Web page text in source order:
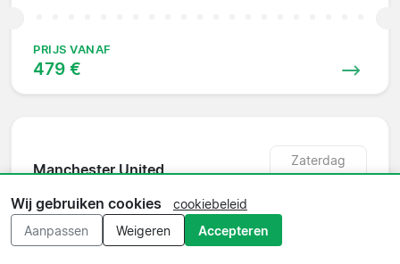
PRIJS VANAF
479 €
Manchester United
Zaterdag
15 Mei
Old Trafford
Wij gebruiken cookies
cookiebeleid
Aanpassen
Weigeren Accepteren